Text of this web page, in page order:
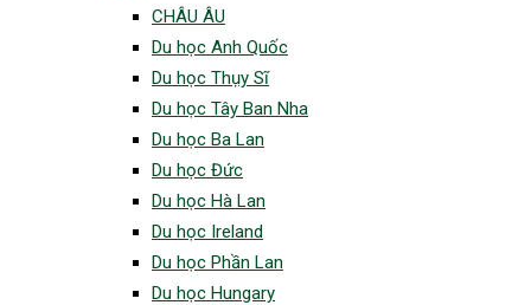
CHÂU ÂU
Du học Anh Quốc
Du học Thụy Sĩ
Du học Tây Ban Nha
Du học Ba Lan
Du học Đức
Du học Hà Lan
Du học Ireland
Du học Phần Lan
Du học Hungary